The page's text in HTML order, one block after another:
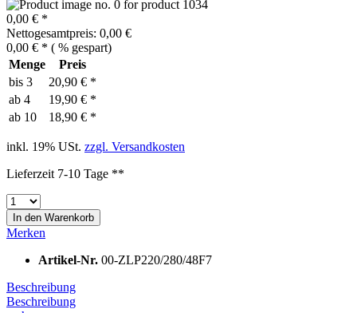
0,00 € *
Nettogesamtpreis: 0,00 €
0,00 € * ( % gespart)
Menge
Preis
bis 3
20,90 € *
ab 4
19,90 € *
ab 10 18,90 € *
inkl. 19% USt. zzgl. Versandkosten
Lieferzeit 7-10 Tage **
In den Warenkorb
Merken
Artikel-Nr. 00-ZLP220/280/48F7
Beschreibung
Beschreibung